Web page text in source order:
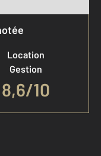
Location
Gestion
8,6/10